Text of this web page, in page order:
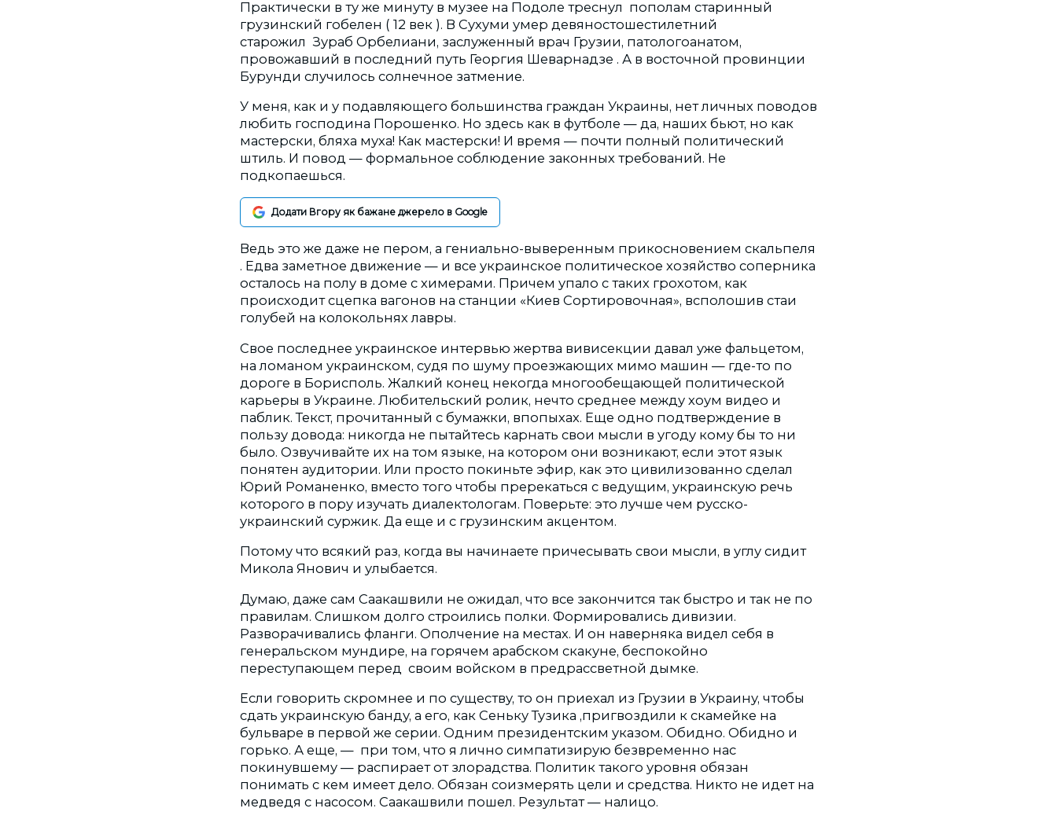
Практически в ту же минуту в музее на Подоле треснул пополам старинный
грузинский гобелен ( 12 век ). В Сухуми умер девяностошестилетний
старожил Зураб Орбелиани, заслуженный врач Грузии, патологоанатом,
провожавший в последний путь Георгия Шеварнадзе . А в восточной провинции
Бурунди случилось солнечное затмение.
У меня, как и у подавляющего большинства граждан Украины, нет личных поводов
любить господина Порошенко. Но здесь как в футболе — да, наших бьют, но как
мастерски, бляха муха! Как мастерски! И время — почти полный политический
штиль. И повод — формальное соблюдение законных требований. Не
подкопаешься.
Додати Вгору як бажане джерело в Google
Ведь это же даже не пером, а гениально-выверенным прикосновением скальпеля
. Едва заметное движение — и все украинское политическое хозяйство соперника
осталось на полу в доме с химерами. Причем упало с таких грохотом, как
происходит сцепка вагонов на станции «Киев Сортировочная», всполошив стаи
голубей на колокольнях лавры.
Свое последнее украинское интервью жертва вивисекции давал уже фальцетом,
на ломаном украинском, судя по шуму проезжающих мимо машин — где-то по
дороге в Борисполь. Жалкий конец некогда многообещающей политической
карьеры в Украине. Любительский ролик, нечто среднее между хоум видео и
паблик. Текст, прочитанный с бумажки, впопыхах. Еще одно подтверждение в
пользу довода: никогда не пытайтесь карнать свои мысли в угоду кому бы то ни
было. Озвучивайте их на том языке, на котором они возникают, если этот язык
понятен аудитории. Или просто покиньте эфир, как это цивилизованно сделал
Юрий Романенко, вместо того чтобы пререкаться с ведущим, украинскую речь
которого в пору изучать диалектологам. Поверьте: это лучше чем русско-
украинский суржик. Да еще и с грузинским акцентом.
Потому что всякий раз, когда вы начинаете причесывать свои мысли, в углу сидит
Микола Янович и улыбается.
Думаю, даже сам Саакашвили не ожидал, что все закончится так быстро и так не по
правилам. Слишком долго строились полки. Формировались дивизии.
Разворачивались фланги. Ополчение на местах. И он наверняка видел себя в
генеральском мундире, на горячем арабском скакуне, беспокойно
переступающем перед своим войском в предрассветной дымке.
Если говорить скромнее и по существу, то он приехал из Грузии в Украину, чтобы
сдать украинскую банду, а его, как Сеньку Тузика ,пригвоздили к скамейке на
бульваре в первой же серии. Одним президентским указом. Обидно. Обидно и
горько. А еще, — при том, что я лично симпатизирую безвременно нас
покинувшему — распирает от злорадства. Политик такого уровня обязан
понимать с кем имеет дело. Обязан соизмерять цели и средства. Никто не идет на
медведя с насосом. Саакашвили пошел. Результат — налицо.